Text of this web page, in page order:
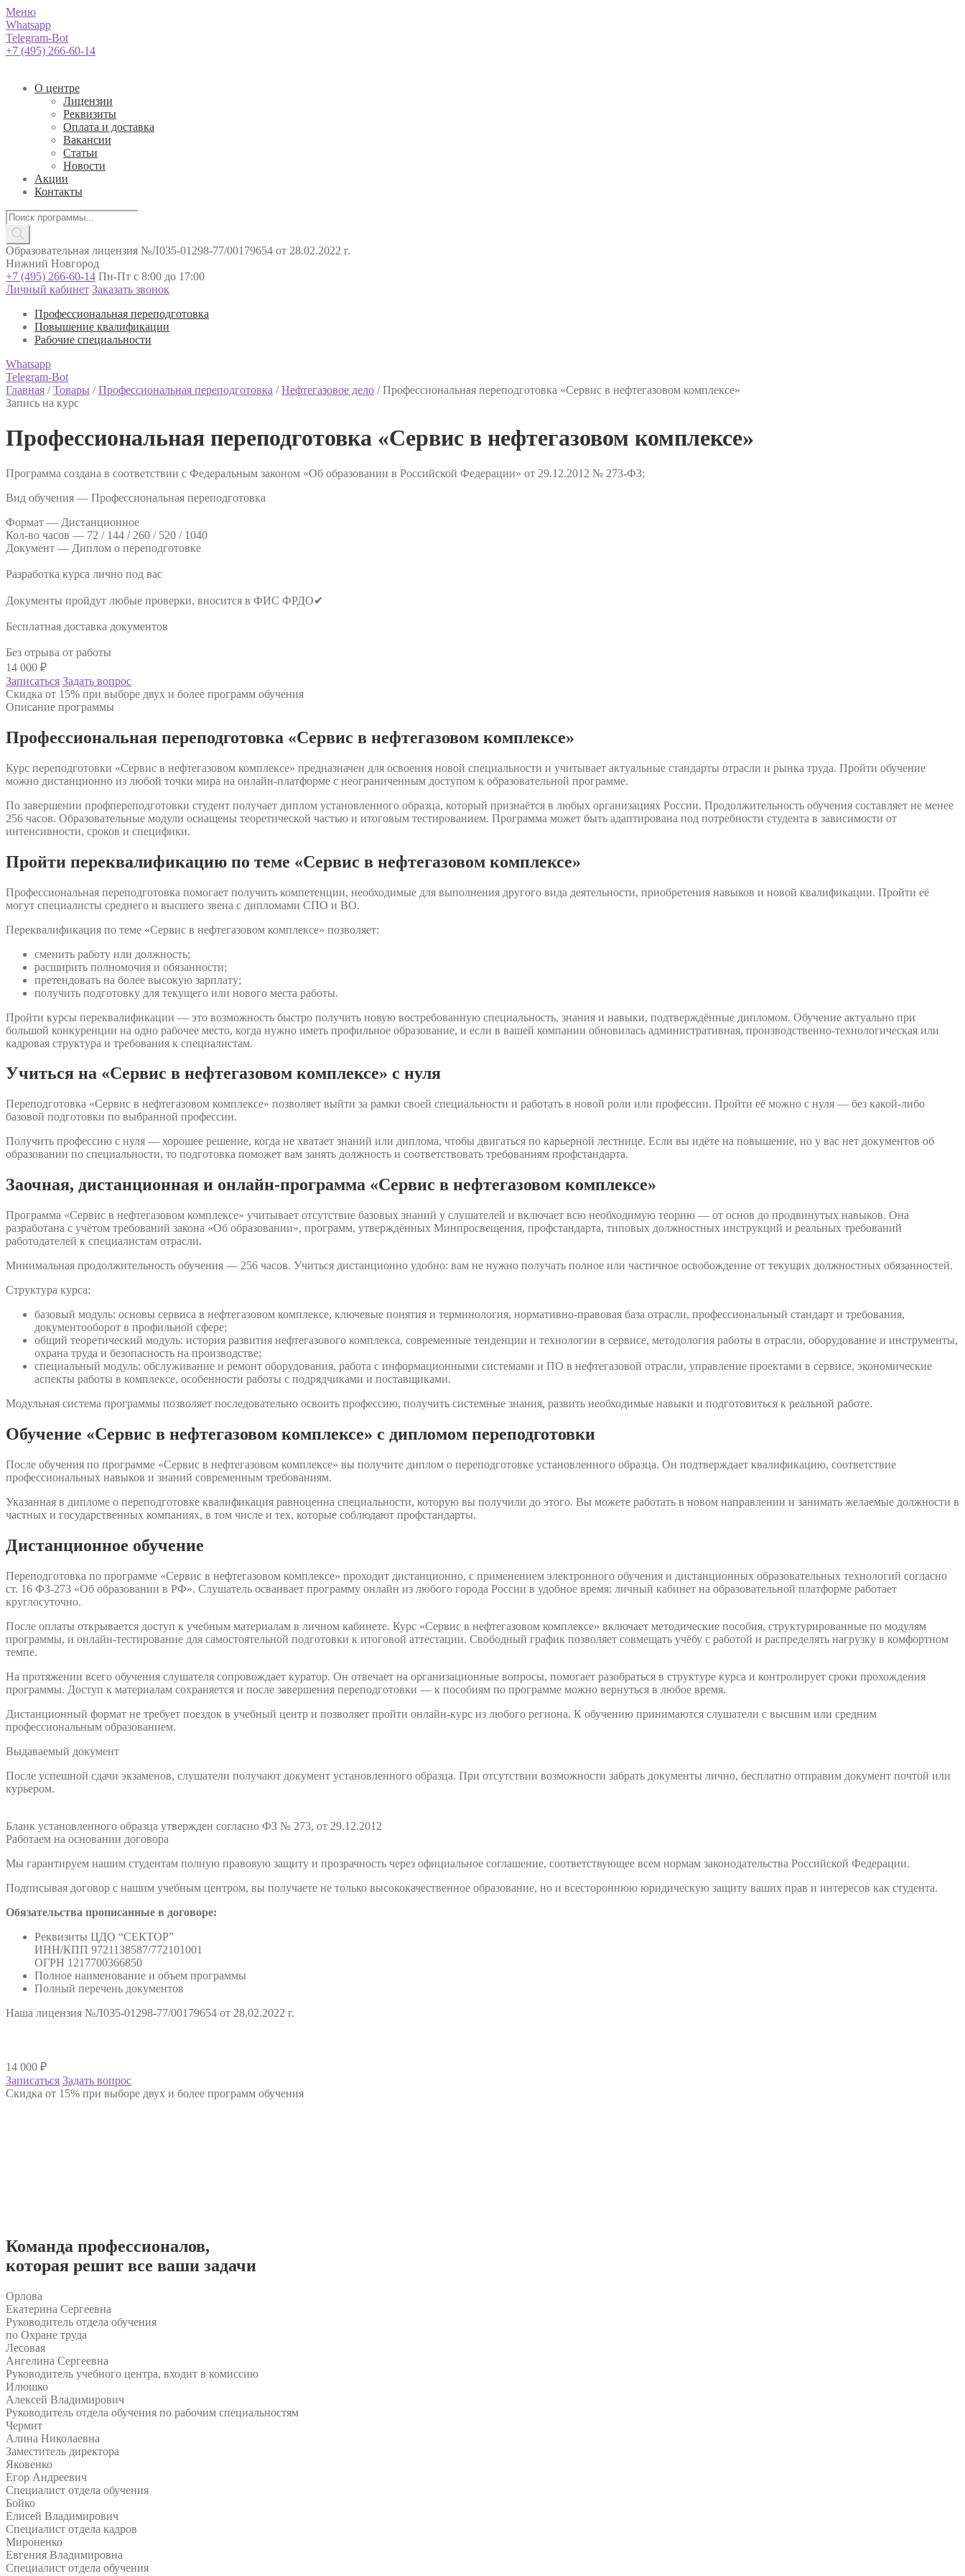
Меню
Whatsapp
Telegram-Bot
+7 (495) 266-60-14
О центре
Лицензии
Реквизиты
Оплата и доставка
Вакансии
Статьи
Новости
Акции
Контакты
Поиск
товаров
Образовательная лицензия №Л035-01298-77/00179654 от 28.02.2022 г.
Нижний Новгород
+7 (495) 266-60-14 Пн-Пт с 8:00 до 17:00
Личный кабинет Заказать звонок
Профессиональная переподготовка
Повышение квалификации
Рабочие специальности
Whatsapp
Telegram-Bot
Главная /Товары /Профессиональная переподготовка /Нефтегазовое дело /Профессиональная переподготовка «Сервис в нефтегазовом комплексе»
Запись на курс
Профессиональная переподготовка «Сервис в нефтегазовом комплексе»
Программа создана в соответствии с Федеральным законом «Об образовании в Российской Федерации» от 29.12.2012 № 273-ФЗ;
Вид обучения — Профессиональная переподготовка
Формат — Дистанционное
Кол-во часов — 72 / 144 / 260 / 520 / 1040
Документ — Диплом о переподготовке
Разработка курса лично под вас
Документы пройдут любые проверки, вносится в ФИС ФРДО✔
Бесплатная доставка документов
Без отрыва от работы
14 000 ₽
Записаться Задать вопрос
Скидка от 15% при выборе двух и более программ обучения
Описание программы
Профессиональная переподготовка «Сервис в нефтегазовом комплексе»
Курс переподготовки «Сервис в нефтегазовом комплексе» предназначен для освоения новой специальности и учитывает актуальные стандарты отрасли и рынка труда. Пройти обучение
можно дистанционно из любой точки мира на онлайн-платформе с неограниченным доступом к образовательной программе.
По завершении профпереподготовки студент получает диплом установленного образца, который признаётся в любых организациях России. Продолжительность обучения составляет не менее
256 часов. Образовательные модули оснащены теоретической частью и итоговым тестированием. Программа может быть адаптирована под потребности студента в зависимости от
интенсивности, сроков и специфики.
Пройти переквалификацию по теме «Сервис в нефтегазовом комплексе»
Профессиональная переподготовка помогает получить компетенции, необходимые для выполнения другого вида деятельности, приобретения навыков и новой квалификации. Пройти её
могут специалисты среднего и высшего звена с дипломами СПО и ВО.
Переквалификация по теме «Сервис в нефтегазовом комплексе» позволяет:
сменить работу или должность;
расширить полномочия и обязанности;
претендовать на более высокую зарплату;
получить подготовку для текущего или нового места работы.
Пройти курсы переквалификации — это возможность быстро получить новую востребованную специальность, знания и навыки, подтверждённые дипломом. Обучение актуально при
большой конкуренции на одно рабочее место, когда нужно иметь профильное образование, и если в вашей компании обновилась административная, производственно-технологическая или
кадровая структура и требования к специалистам.
Учиться на «Сервис в нефтегазовом комплексе» с нуля
Переподготовка «Сервис в нефтегазовом комплексе» позволяет выйти за рамки своей специальности и работать в новой роли или профессии. Пройти её можно с нуля — без какой-либо
базовой подготовки по выбранной профессии.
Получить профессию с нуля — хорошее решение, когда не хватает знаний или диплома, чтобы двигаться по карьерной лестнице. Если вы идёте на повышение, но у вас нет документов об
образовании по специальности, то подготовка поможет вам занять должность и соответствовать требованиям профстандарта.
Заочная, дистанционная и онлайн-программа «Сервис в нефтегазовом комплексе»
Программа «Сервис в нефтегазовом комплексе» учитывает отсутствие базовых знаний у слушателей и включает всю необходимую теорию — от основ до продвинутых навыков. Она
разработана с учётом требований закона «Об образовании», программ, утверждённых Минпросвещения, профстандарта, типовых должностных инструкций и реальных требований
работодателей к специалистам отрасли.
Минимальная продолжительность обучения — 256 часов. Учиться дистанционно удобно: вам не нужно получать полное или частичное освобождение от текущих должностных обязанностей.
Структура курса:
базовый модуль: основы сервиса в нефтегазовом комплексе, ключевые понятия и терминология, нормативно-правовая база отрасли, профессиональный стандарт и требования,
документооборот в профильной сфере;
общий теоретический модуль: история развития нефтегазового комплекса, современные тенденции и технологии в сервисе, методология работы в отрасли, оборудование и инструменты,
охрана труда и безопасность на производстве;
специальный модуль: обслуживание и ремонт оборудования, работа с информационными системами и ПО в нефтегазовой отрасли, управление проектами в сервисе, экономические
аспекты работы в комплексе, особенности работы с подрядчиками и поставщиками.
Модульная система программы позволяет последовательно освоить профессию, получить системные знания, развить необходимые навыки и подготовиться к реальной работе.
Обучение «Сервис в нефтегазовом комплексе» с дипломом переподготовки
После обучения по программе «Сервис в нефтегазовом комплексе» вы получите диплом о переподготовке установленного образца. Он подтверждает квалификацию, соответствие
профессиональных навыков и знаний современным требованиям.
Указанная в дипломе о переподготовке квалификация равноценна специальности, которую вы получили до этого. Вы можете работать в новом направлении и занимать желаемые должности в
частных и государственных компаниях, в том числе и тех, которые соблюдают профстандарты.
Дистанционное обучение
Переподготовка по программе «Сервис в нефтегазовом комплексе» проходит дистанционно, с применением электронного обучения и дистанционных образовательных технологий согласно
ст. 16 ФЗ-273 «Об образовании в РФ». Слушатель осваивает программу онлайн из любого города России в удобное время: личный кабинет на образовательной платформе работает
круглосуточно.
После оплаты открывается доступ к учебным материалам в личном кабинете. Курс «Сервис в нефтегазовом комплексе» включает методические пособия, структурированные по модулям
программы, и онлайн-тестирование для самостоятельной подготовки к итоговой аттестации. Свободный график позволяет совмещать учёбу с работой и распределять нагрузку в комфортном
темпе.
На протяжении всего обучения слушателя сопровождает куратор. Он отвечает на организационные вопросы, помогает разобраться в структуре курса и контролирует сроки прохождения
программы. Доступ к материалам сохраняется и после завершения переподготовки — к пособиям по программе можно вернуться в любое время.
Дистанционный формат не требует поездок в учебный центр и позволяет пройти онлайн-курс из любого региона. К обучению принимаются слушатели с высшим или средним
профессиональным образованием.
Выдаваемый документ
После успешной сдачи экзаменов, слушатели получают документ установленного образца. При отсутствии возможности забрать документы лично, бесплатно отправим документ почтой или
курьером.
Бланк установленного образца утвержден согласно ФЗ № 273, от 29.12.2012
Работаем на основании договора
Мы гарантируем нашим студентам полную правовую защиту и прозрачность через официальное соглашение, соответствующее всем нормам законодательства Российской Федерации.
Подписывая договор с нашим учебным центром, вы получаете не только высококачественное образование, но и всестороннюю юридическую защиту ваших прав и интересов как студента.
Обязательства прописанные в договоре:
Реквизиты ЦДО “СЕКТОР”
ИНН/КПП 9721138587/772101001
ОГРН 1217700366850
Полное наименование и объем программы
Полный перечень документов
Наша лицензия №Л035-01298-77/00179654 от 28.02.2022 г.
14 000 ₽
Записаться Задать вопрос
Скидка от 15% при выборе двух и более программ обучения
Команда профессионалов,
которая решит все ваши задачи
Орлова
Екатерина Сергеевна
Руководитель отдела обучения
по Охране труда
Лесовая
Ангелина Сергеевна
Руководитель учебного центра, входит в комиссию
Илюшко
Алексей Владимирович
Руководитель отдела обучения по рабочим специальностям
Чермит
Алина Николаевна
Заместитель директора
Яковенко
Егор Андреевич
Специалист отдела обучения
Бойко
Елисей Владимирович
Специалист отдела кадров
Мироненко
Евгения Владимировна
Специалист отдела обучения